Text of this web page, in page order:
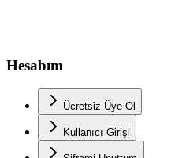
Hesabım
Ücretsiz Üye Ol
Kullanıcı Girişi